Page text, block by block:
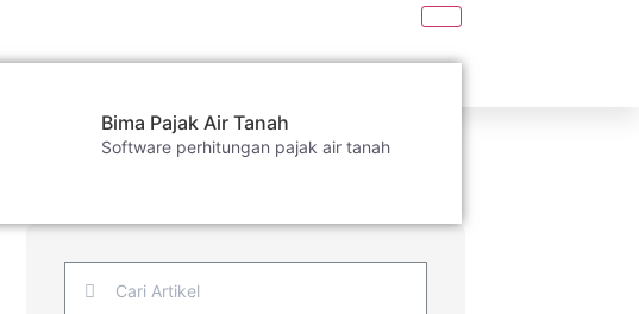
Bima Pajak Air Tanah
Software perhitungan pajak air tanah